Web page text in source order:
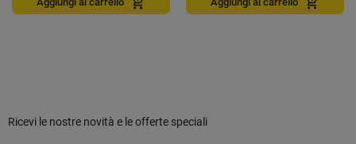
Ricevi le nostre novità e le offerte speciali